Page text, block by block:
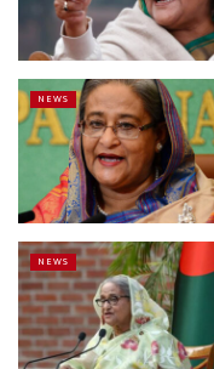
NEWS
NEWS